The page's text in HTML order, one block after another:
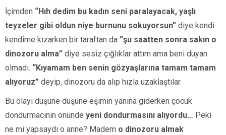
İçimden “Hıh dedim bu kadın seni paralayacak, yaşlı
teyzeler gibi oldun niye burnunu sokuyorsun” diye kendi
kendime kızarken bir taraftan da “şu saatten sonra sakın o
dinozoru alma” diye sesiz çığlıklar attım ama beni duyan
olmadı. “Kıyamam ben senin gözyaşlarına tamam tamam
alıyoruz” deyip, dinozoru da alıp hızla uzaklaştılar.
Bu olayı düşüne düşüne eşimin yanına giderken çocuk
dondurmacının önünde yeni dondurmasını alıyordu… Peki
ne mi yapsaydı o anne? Madem o dinozoru almak